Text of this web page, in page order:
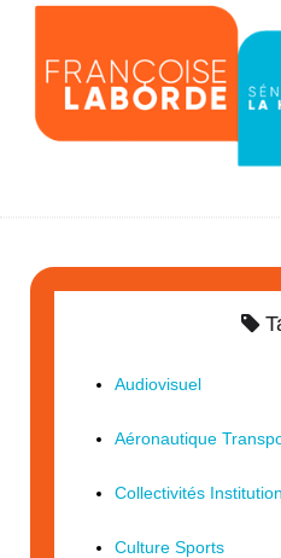
Audiovisuel
Aéronautique
Collectivités
Culture Sports